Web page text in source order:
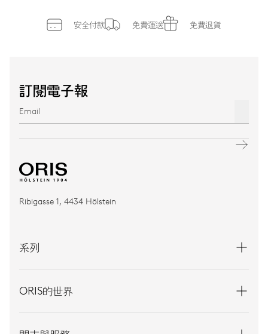
安全付款 免費運送 免費退貨
訂閱電子報
Ribigasse 1, 4434 Hölstein
系列
ORIS的世界